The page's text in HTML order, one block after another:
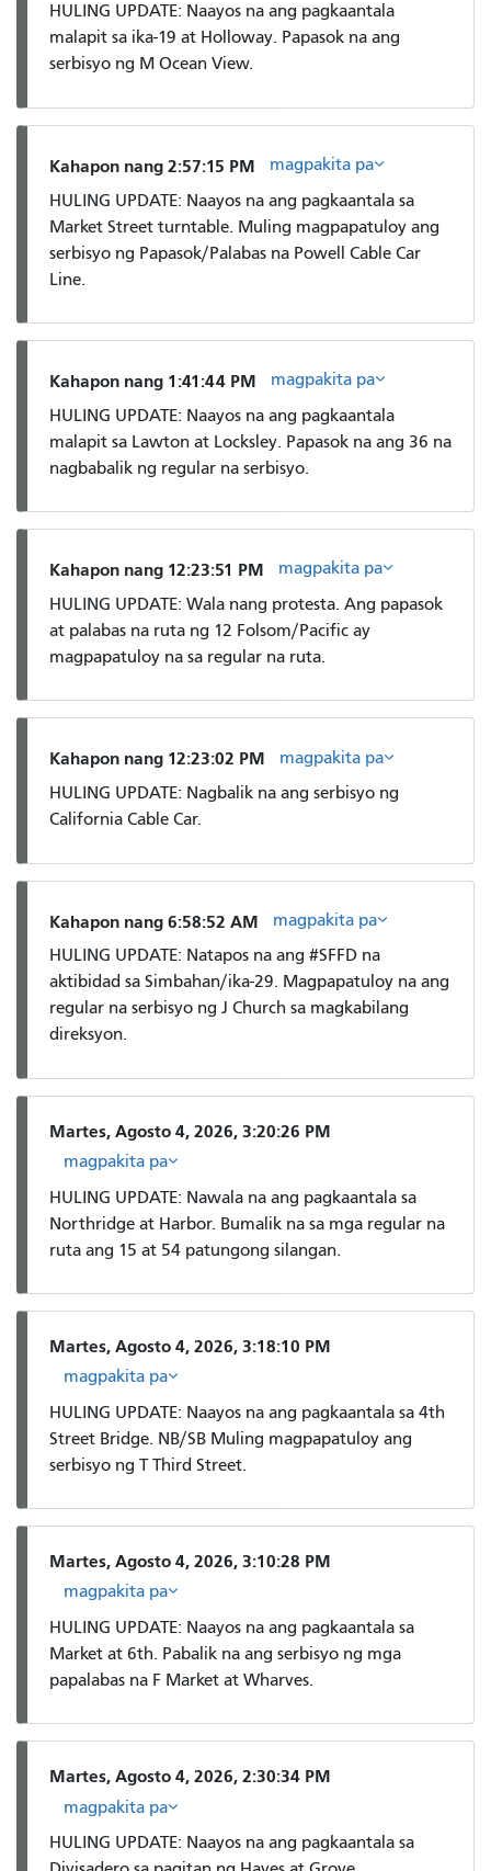
HULING UPDATE: Naayos na ang pagkaantala
malapit sa ika-19 at Holloway. Papasok na ang
serbisyo ng M Ocean View.
Kahapon nang 2:57:15 PM
magpakita pa
HULING UPDATE: Naayos na ang pagkaantala sa
Market Street turntable. Muling magpapatuloy ang
serbisyo ng Papasok/Palabas na Powell Cable Car
Line.
Kahapon nang 1:41:44 PM
magpakita pa
HULING UPDATE: Naayos na ang pagkaantala
malapit sa Lawton at Locksley. Papasok na ang 36 na
nagbabalik ng regular na serbisyo.
Kahapon nang 12:23:51 PM
magpakita pa
HULING UPDATE: Wala nang protesta. Ang papasok
at palabas na ruta ng 12 Folsom/Pacific ay
magpapatuloy na sa regular na ruta.
Kahapon nang 12:23:02 PM
magpakita pa
HULING UPDATE: Nagbalik na ang serbisyo ng
California Cable Car.
Kahapon nang 6:58:52 AM
magpakita pa
HULING UPDATE: Natapos na ang #SFFD na
aktibidad sa Simbahan/ika-29. Magpapatuloy na ang
regular na serbisyo ng J Church sa magkabilang
direksyon.
Martes, Agosto 4, 2026, 3:20:26 PM
magpakita pa
HULING UPDATE: Nawala na ang pagkaantala sa
Northridge at Harbor. Bumalik na sa mga regular na
ruta ang 15 at 54 patungong silangan.
Martes, Agosto 4, 2026, 3:18:10 PM
magpakita pa
HULING UPDATE: Naayos na ang pagkaantala sa 4th
Street Bridge. NB/SB Muling magpapatuloy ang
serbisyo ng T Third Street.
Martes, Agosto 4, 2026, 3:10:28 PM
magpakita pa
HULING UPDATE: Naayos na ang pagkaantala sa
Market at 6th. Pabalik na ang serbisyo ng mga
papalabas na F Market at Wharves.
Martes, Agosto 4, 2026, 2:30:34 PM
magpakita pa
HULING UPDATE: Naayos na ang pagkaantala sa